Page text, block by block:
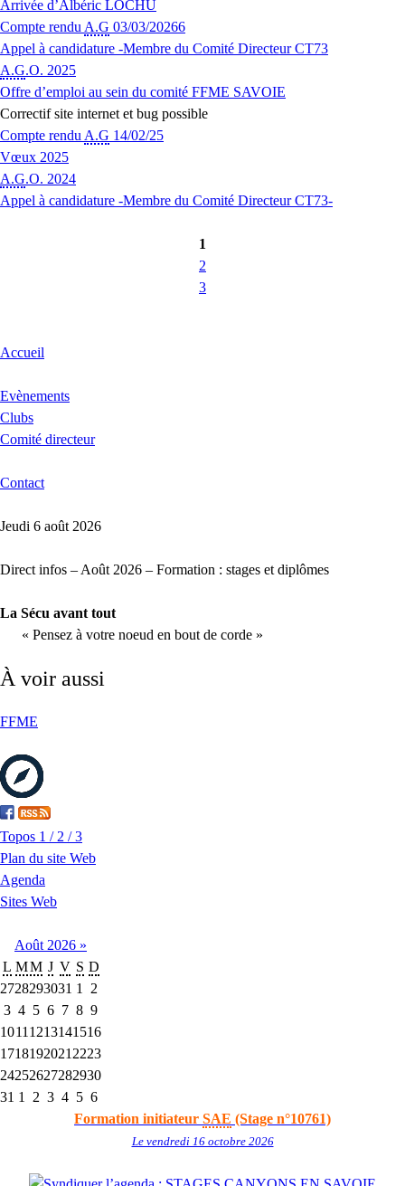
Arrivée d’Albéric LOCHU
Compte rendu A.G 03/03/20266
Appel à candidature -Membre du Comité Directeur CT73
A.G.O. 2025
Offre d’emploi au sein du comité FFME SAVOIE
Correctif site internet et bug possible
Compte rendu A.G 14/02/25
Vœux 2025
A.G.O. 2024
Appel à candidature -Membre du Comité Directeur CT73-
1
2
3
Accueil
Evènements
Clubs
Comité directeur
Contact
Jeudi 6 août 2026
Direct infos – Août 2026 – Formation : stages et diplômes
La Sécu avant tout
« Pensez à votre noeud en bout de corde »
À voir aussi
FFME
Topos 1 / 2 / 3
Plan du site Web
Agenda
Sites Web
Août 2026 »
L MM J V S D
2728293031 1
2
3 4 5 6 7 8 9
1011 1213141516
1718192021 2223
24252627282930
31 1 2 3 4 5 6
Formation initiateur SAE (Stage n°10761)
Le vendredi 16 octobre 2026